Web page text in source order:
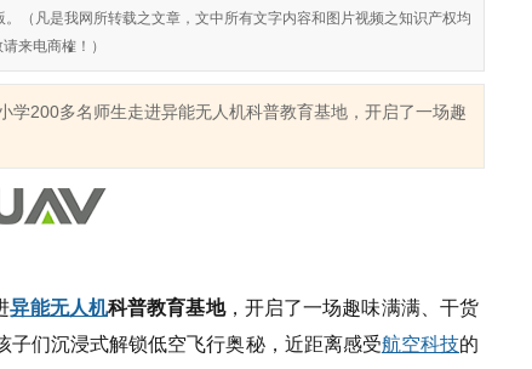
（凡是我网所转载之文章，文中所有文字内容和图片视频之知识产权均
来电商榷！）
200多名师生走进异能无人机科普教育基地，开启了一场趣
异能无人机科普教育基地，开启了一场趣味满满、干货
们沉浸式解锁低空飞行奥秘，近距离感受航空科技的